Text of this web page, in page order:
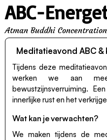
ABC-
Atman Buddhi
Meditatieavond ABC &
Tijdens deze
werken we aan
bewustzijnsverruiming.
innerlijke rust en het
Wat kan je verwachten?
We maken tijdens de